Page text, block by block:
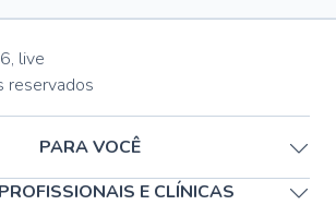
, live
reservados
PARA VOCÊ
E CLÍNICAS